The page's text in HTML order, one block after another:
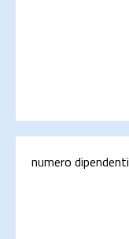
numero dipendenti